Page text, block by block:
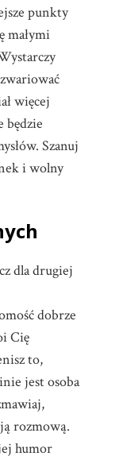
punkty
małymi
więcej
będzie
Szanuj
i wolny
dla drugiej
dobrze
Cię
to,
jest osoba
rozmową.
humor